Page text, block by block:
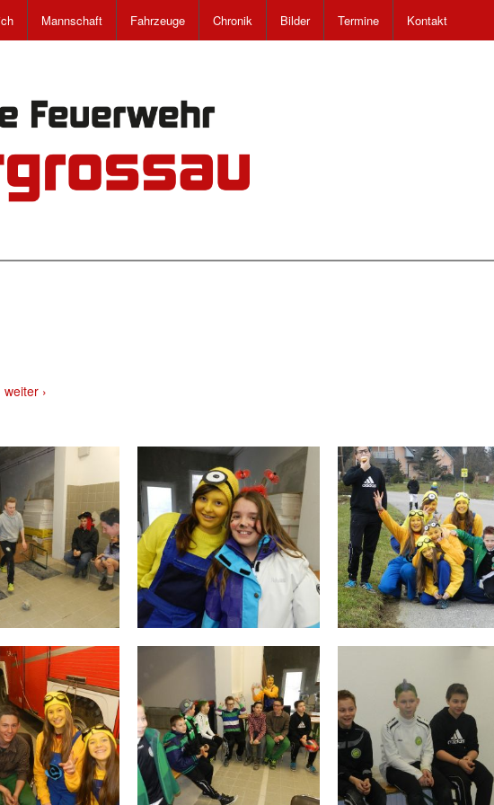
Mannschaft Fahrzeuge Chronik Bilder Termine Kontakt
weiter ›